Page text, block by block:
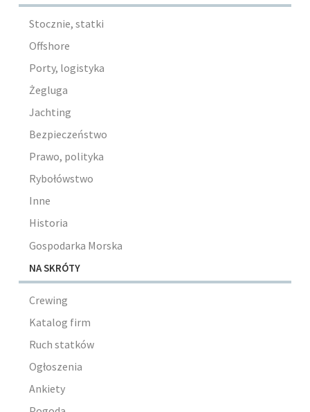
Stocznie, statki
Offshore
Porty, logistyka
Żegluga
Jachting
Bezpieczeństwo
Prawo, polityka
Rybołówstwo
Inne
Historia
Gospodarka Morska
NA SKRÓTY
Crewing
Katalog firm
Ruch statków
Ogłoszenia
Ankiety